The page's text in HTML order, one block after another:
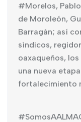
#Morelos,
de Moroleón,
Barragán; así
síndicos,
oaxaqueños,
una nueva
fortalecimiento